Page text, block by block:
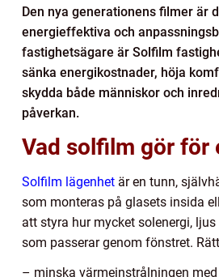
Den nya generationens filmer är
energieffektiva och
fastighetsägare är Solfilm
sänka energikostnader, höja
skydda både människor och
påverkan.
Vad solfilm gör för
Solfilm lägenhet är en tunn,
som monteras på glasets insida
att styra hur mycket solenergi,
som passerar genom fönstret.
– minska värmeinstrålningen